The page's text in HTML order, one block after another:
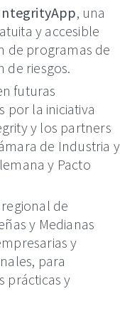
, una
y accesible
de programas de
de riesgos.
futuras
por la iniciativa
y los partners
de Industria y
y Pacto
de
y Medianas
y
para
prácticas y